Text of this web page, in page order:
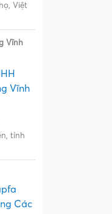
Việt
Vĩnh
Vĩnh
tỉnh
Các